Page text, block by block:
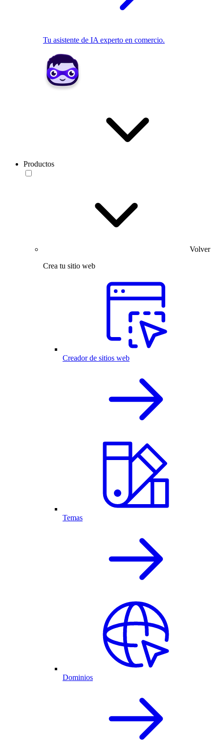
Tu asistente de IA experto en comercio.
Productos
Volver
Crea tu sitio web
Creador de sitios web
Temas
Dominios